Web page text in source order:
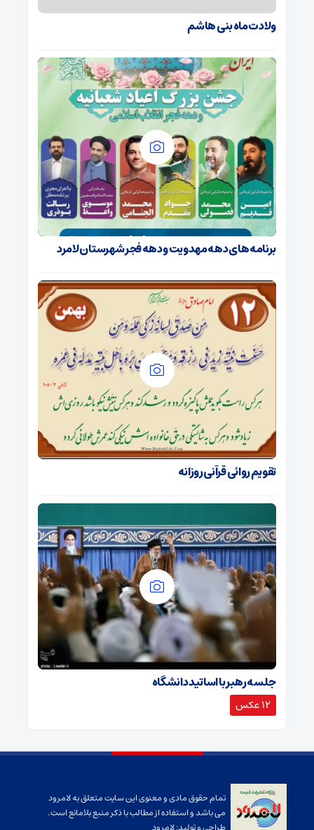
ولادت ماه بنی هاشم
برنامه های دهه مهدویت و دهه فجر شهرستان لامرد
تقویم روائی قرآنی روزانه
جلسه رهبر با اساتید دانشگاه
12 عکس
تمام حقوق مادی و معنوی این سایت متعلق به لامرود
می باشد و استفاده از مطالب با ذکر منبع بلامانع است.